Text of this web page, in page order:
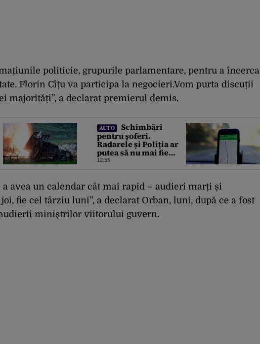
politicie, grupurile parlamentare, pentru a încerca
Florin Cîțu va participa la negocieri.Vom purta discuții
majorități”, a declarat premierul demis.
AUTO
Schimbări
pentru șoferi.
Radarele și Poliția ar
putea să nu mai fie
raportate în aplicația
12:55
a avea un calendar cât mai rapid – audieri marți și
fie cel târziu luni”, a declarat Orban, luni, după ce a fost
miniştrilor viitorului guvern.